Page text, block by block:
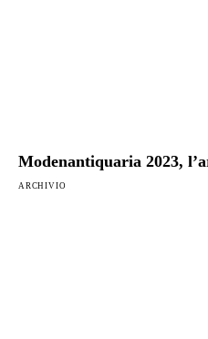
Modenantiquaria 2023,
ARCHIVIO